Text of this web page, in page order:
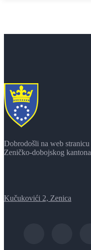
Dobrodošli na web stranicu
Zeničko-dobojskog kantona
Kučukovići 2, Zenica